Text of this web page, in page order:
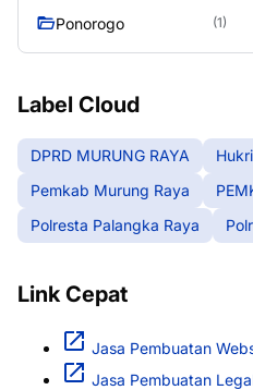
Ponorogo (1)
Label Cloud
DPRD MURUNG RAYA
Pemkab Murung Raya
Polresta Palangka Raya
Link Cepat
Jasa Pembuatan
Jasa Pembuatan